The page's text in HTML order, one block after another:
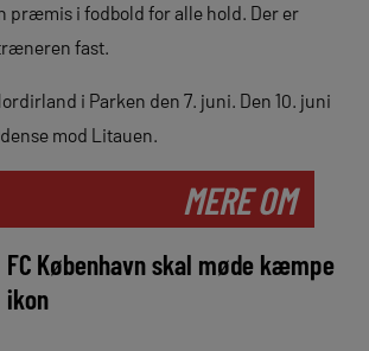
præmis i fodbold for alle hold. Der er
fast.
i Parken den 7. juni. Den 10. juni
mod Litauen.
MERE OM
FC København skal møde kæmpe
ikon